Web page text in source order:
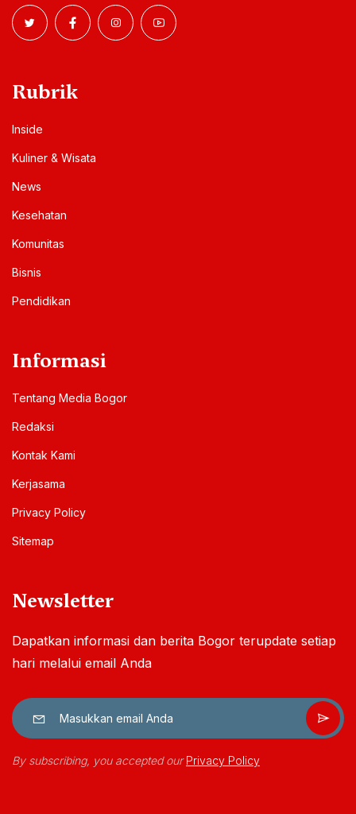
Rubrik
Inside
Kuliner & Wisata
News
Kesehatan
Komunitas
Bisnis
Pendidikan
Informasi
Tentang Media Bogor
Redaksi
Kontak Kami
Kerjasama
Privacy Policy
Sitemap
Newsletter
Dapatkan informasi dan berita Bogor terupdate setiap
hari melalui email Anda
By subscribing, you accepted ourPrivacy Policy